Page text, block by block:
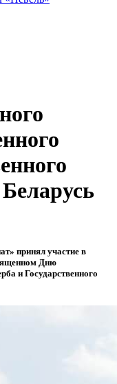
принял участие в
Дню
и Государственного